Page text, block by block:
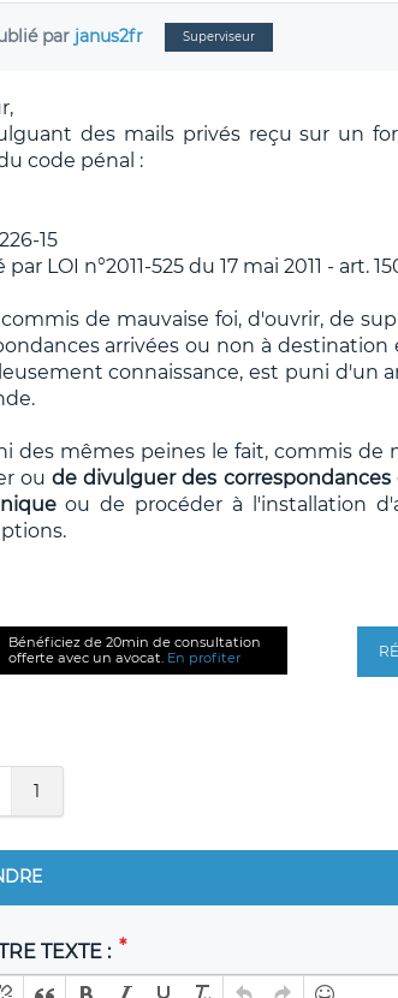
par janus2fr Superviseur
des mails privés reçu sur un
code pénal :
15
LOI n°2011-525 du 17 mai 2011 - art.
commis de mauvaise foi, d'ouvrir, de
arrivées ou non à
connaissance, est puni d'un
des mêmes peines le fait, commis de
ou de divulguer des correspondances
ou de procéder à l'installation
Bénéficiez de 20min de consultation
offerte avec un avocat. En profiter
1
TEXTE :